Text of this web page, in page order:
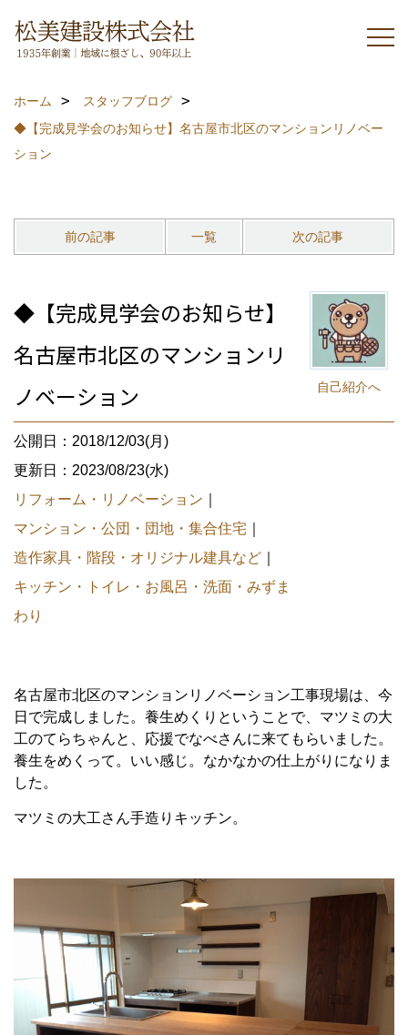
ホーム
スタッフブログ
◆【完成見学会のお知らせ】名古屋市北区のマンションリノベー
ション
前の記事 一覧 次の記事
自己紹介へ
◆【完成見学会のお知らせ】
名古屋市北区のマンションリ
ノベーション
公開日：2018/12/03(月)
更新日：2023/08/23(水)
リフォーム・リノベーション
マンション・公団・団地・集合住宅
造作家具・階段・オリジナル建具など
キッチン・トイレ・お風呂・洗面・みずま
わり
名古屋市北区のマンションリノベーション工事現場は、今
日で完成しました。養生めくりということで、マツミの大
工のてらちゃんと、応援でなべさんに来てもらいました。
養生をめくって。いい感じ。なかなかの仕上がりになりま
した。
マツミの大工さん手造りキッチン。